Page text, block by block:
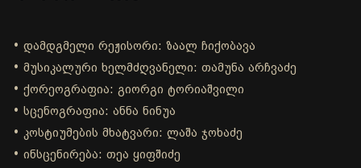
• დამდგმელი რეჟისორი: ზაალ ჩიქობავა
• მუსიკალური ხელმძღვანელი: თამუნა არჩვაძე
• ქორეოგრაფია: გიორგი ტორიაშვილი
• სცენოგრაფია: ანნა ნინუა
• კოსტიუმების მხატვარი: ლაშა ჯოხაძე
• ინსცენირება: თეა ყიფშიძე